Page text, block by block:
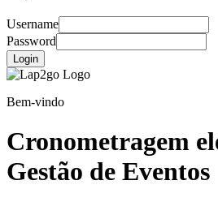
Username
Password
Login
Bem-vindo
Cronometragem
Gestão de Eventos